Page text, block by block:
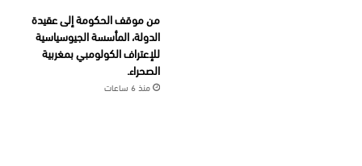
من موقف الحكومة إلى عقيدة
الدولة، المأسسة الجيوسياسية
للإعتراف الكولومبي بمغربية
الصحراء.
منذ 6 ساعات